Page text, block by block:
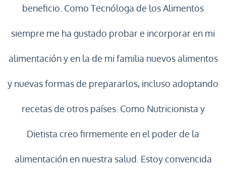
beneficio. Como Tecnóloga de los Alimentos
siempre me ha gustado probar e incorporar en mi
alimentación y en la de mi familia nuevos alimentos
y nuevas formas de prepararlos, incluso adoptando
recetas de otros países. Como Nutricionista y
Dietista creo firmemente en el poder de la
alimentación en nuestra salud. Estoy convencida